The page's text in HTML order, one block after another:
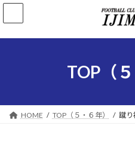
コ
ン
ナ
ー
TOP（５
HOME TOP（５・６年） 蹴り